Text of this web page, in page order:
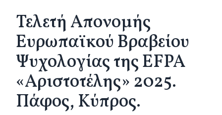
Τελετή Απονομής
Ευρωπαϊκού Βραβείου
Ψυχολογίας της EFPA
«Αριστοτέλης» 2025.
Πάφος, Κύπρος.